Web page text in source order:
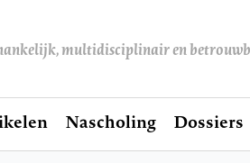
multidisciplinair en
Nascholing Dossiers